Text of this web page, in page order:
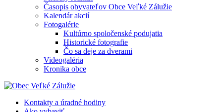
Časopis obyvateľov Obce Veľké Zálužie
Kalendár akcií
Fotogalérie
Kultúrno spoločenské podujatia
Historické fotografie
Čo sa deje za dverami
Videogaléria
Kronika obce
Kontakty a úradné hodiny